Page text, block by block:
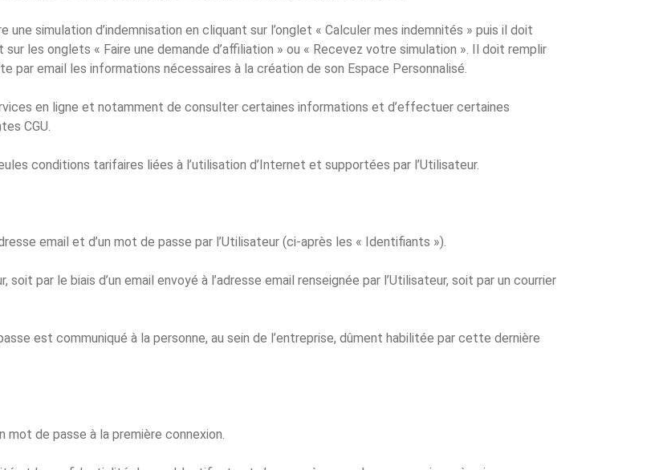
simulation d’indemnisation en cliquant sur l’onglet « Calculer mes indemnités » puis il doit
sur les onglets « Faire une demande d’affiliation » ou « Recevez votre simulation ». Il doit remplir
email les informations nécessaires à la création de son Espace Personnalisé.
en ligne et notamment de consulter certaines informations et d’effectuer certaines
CGU.
conditions tarifaires liées à l’utilisation d’Internet et supportées par l’Utilisateur.
email et d’un mot de passe par l’Utilisateur (ci-après les « Identifiants »).
par le biais d’un email envoyé à l’adresse email renseignée par l’Utilisateur, soit par un courrier
est communiqué à la personne, au sein de l’entreprise, dûment habilitée par cette dernière
mot de passe à la première connexion.